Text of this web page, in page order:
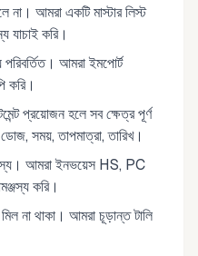
না। আমরা একটি মাস্টার লিস্ট
যাচাই করি।
আমরা ইমপোর্ট
করি।
প্রয়োজন হলে সব ক্ষেত্র পূর্ণ
সময়, তাপমাত্রা, তারিখ।
আমরা ইনভয়েস HS, PC
করি।
না থাকা। আমরা চূড়ান্ত টালি